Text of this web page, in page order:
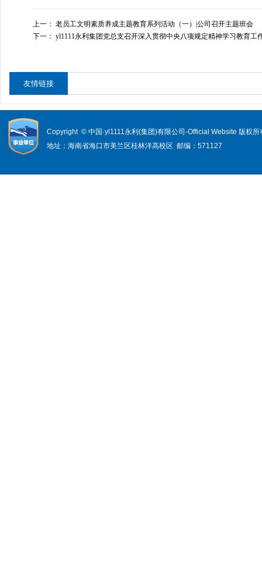
上一： 老员工文明素质养成主题教育系列活动（一）|公司召开主题班会
下一： yl1111永利集团党总支召开深入贯彻中央八项规定精神学习教育工
友情链接
Copyright © 中国·yl1111永利(集团)有限公司-Official Website 版权
地址：海南省海口市美兰区桂林洋高校区 邮编：571127